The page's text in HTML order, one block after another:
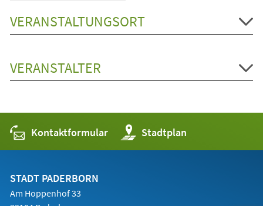
VERANSTALTUNGSORT
VERANSTALTER
Kontaktformular Stadtplan
(Öffnet
in
einem
STADT PADERBORN
Am Hoppenhof 33